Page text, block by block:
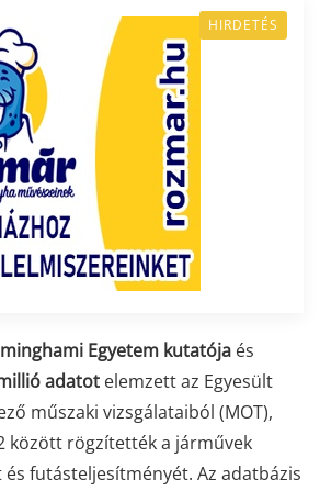
HIRDETÉS
Egyetem kutatója és
adatot elemzett az Egyesült
műszaki vizsgálataiból (MOT),
között rögzítették a járművek
futásteljesítményét. Az adatbázis